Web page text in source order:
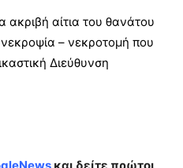
ακριβή αίτια του θανάτου
νεκροψία – νεκροτομή που
Διεύθυνση